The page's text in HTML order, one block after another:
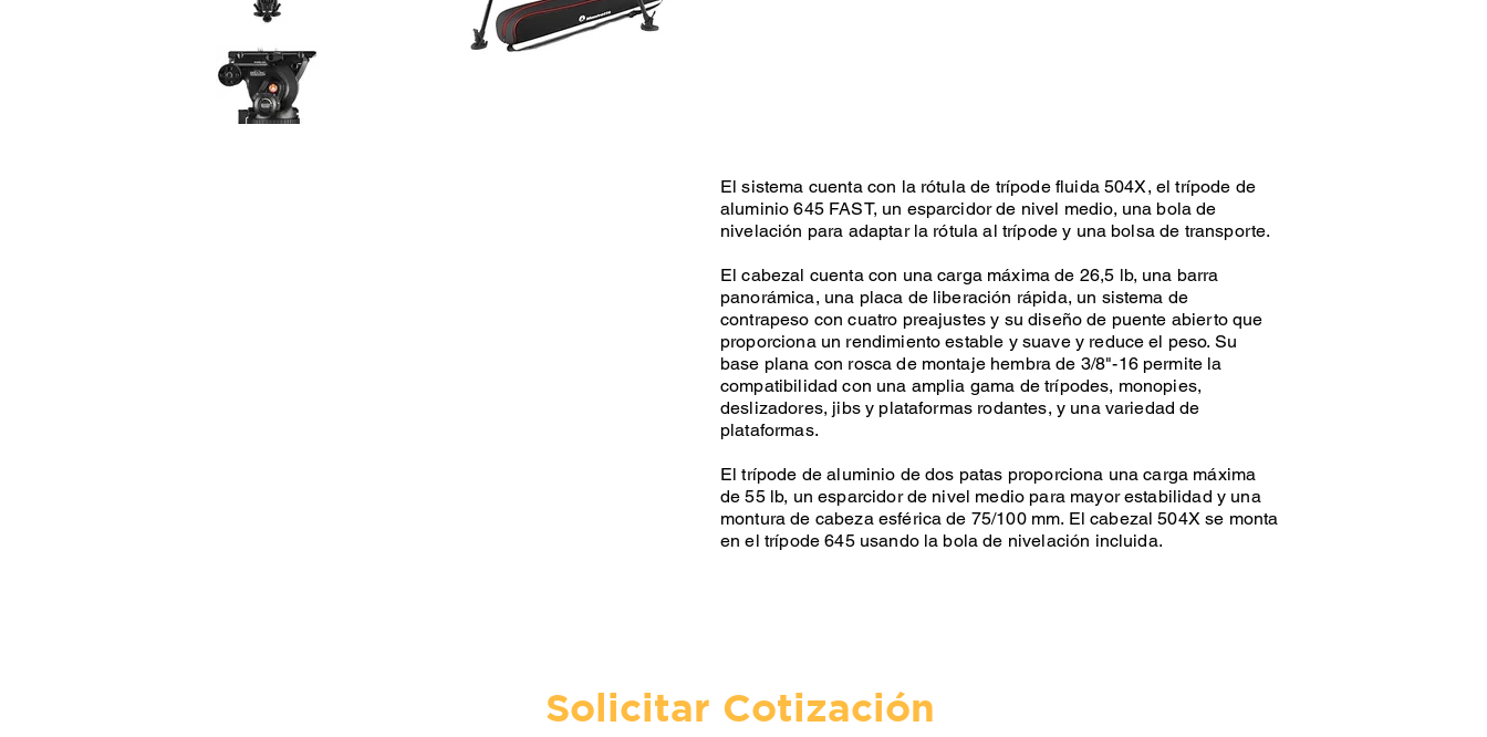
El sistema cuenta con la rótula de trípode fluida 504X, el trípode de
aluminio 645 FAST, un esparcidor de nivel medio, una bola de
nivelación para adaptar la rótula al trípode y una bolsa de transporte.
El cabezal cuenta con una carga máxima de 26,5 lb, una barra
panorámica, una placa de liberación rápida, un sistema de
contrapeso con cuatro preajustes y su diseño de puente abierto que
proporciona un rendimiento estable y suave y reduce el peso. Su
base plana con rosca de montaje hembra de 3/8"-16 permite la
compatibilidad con una amplia gama de trípodes, monopies,
deslizadores, jibs y plataformas rodantes, y una variedad de
plataformas.
El trípode de aluminio de dos patas proporciona una carga máxima
de 55 lb, un esparcidor de nivel medio para mayor estabilidad y una
montura de cabeza esférica de 75/100 mm. El cabezal 504X se monta
en el trípode 645 usando la bola de nivelación incluida.
Solicitar Cotización